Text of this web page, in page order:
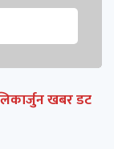
खबर डट